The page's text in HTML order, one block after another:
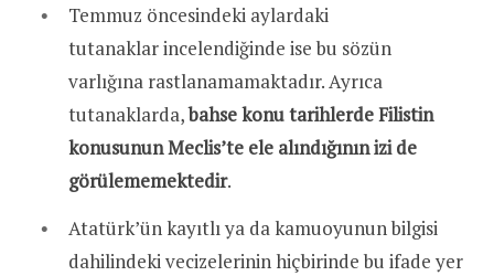
Temmuz öncesindeki aylardaki
tutanaklar incelendiğinde ise bu sözün
varlığına rastlanamamaktadır. Ayrıca
tutanaklarda,bahse konu tarihlerde Filistin
konusunun Meclis’te ele alındığının izi de
görülememektedir.
Atatürk’ün kayıtlı ya da kamuoyunun bilgisi
dahilindeki vecizelerinin hiçbirinde bu ifade yer